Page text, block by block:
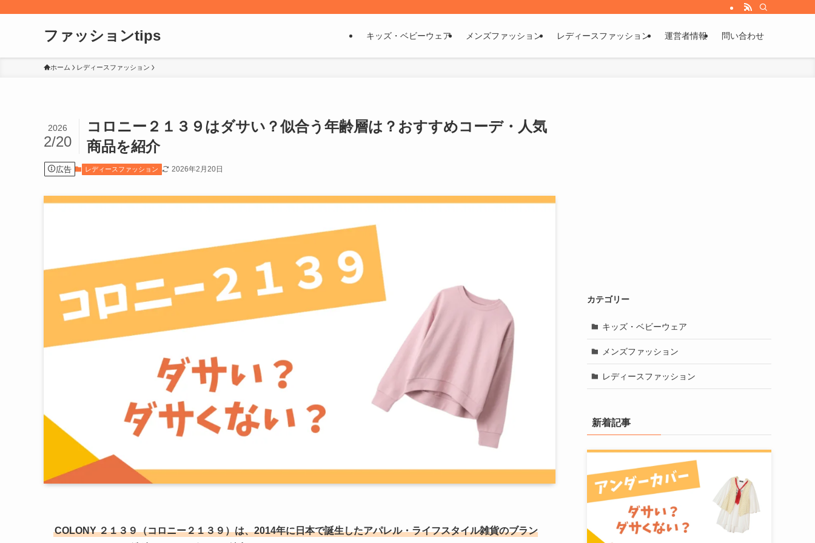
ファッションtips キッズ・ベビーウェア メンズファッション レディースファッション 運営者情報 問い合わせ
ホーム レディースファッション
コロニー２１３９はダサい？似合う年齢層は？おすすめコーデ・人気
商品を紹介
2026
2/20
広告 レディースファッション 2026年2月20日
COLONY ２１３９（コロニー２１３９）は、2014年に日本で誕生したアパレル・ライフスタイル雑貨のブラン
カテゴリー
キッズ・ベビーウェア
メンズファッション
レディースファッション
新着記事